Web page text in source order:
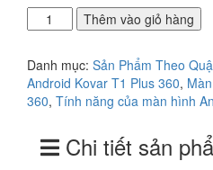
điểm
màn
hình
Android
T1
Plus
Thêm vào giỏ hàng
Danh mục: Sản Phẩm Theo
Android Kovar T1 Plus 360,
360, Tính năng của màn hình
Chi tiết sản